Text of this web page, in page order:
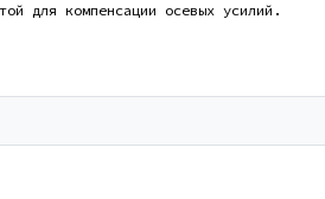
для компенсации осевых усилий.